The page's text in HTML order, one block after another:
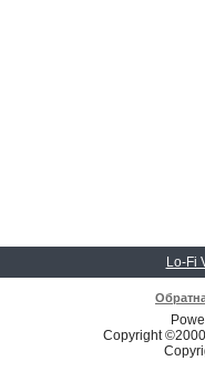
Lo-Fi
Copyright